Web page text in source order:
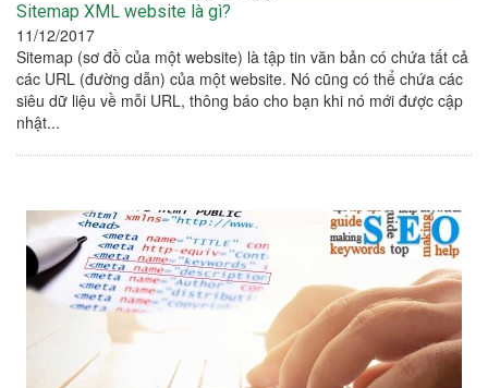
Sitemap XML website là gì?
11/12/2017
Sitemap (sơ đồ của một website) là tập tin văn bản có chứa tất cả
các URL (đường dẫn) của một website. Nó cũng có thể chứa các
siêu dữ liệu về mỗi URL, thông báo cho bạn khi nó mới được cập
nhật...